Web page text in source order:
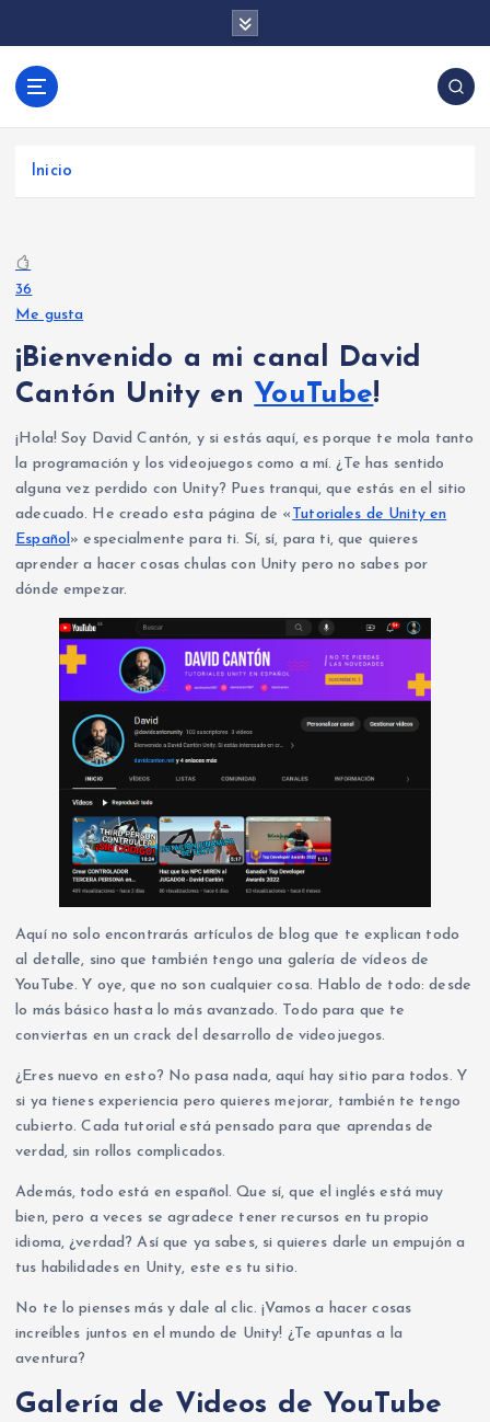
Desarrollo de
Backend con
Inicio
36
Me gusta
¡Bienvenido a mi canal David
Cantón Unity en YouTube!
¡Hola! Soy David Cantón, y si estás aquí, es porque te mola tanto
la programación y los videojuegos como a mí. ¿Te has sentido
alguna vez perdido con Unity? Pues tranqui, que estás en el sitio
adecuado. He creado esta página de « Tutoriales de Unity en
Español» especialmente para ti. Sí, sí, para ti, que quieres
aprender a hacer cosas chulas con Unity pero no sabes por
dónde empezar.
Aquí no solo encontrarás artículos de blog que te explican todo
al detalle, sino que también tengo una galería de vídeos de
YouTube. Y oye, que no son cualquier cosa. Hablo de todo: desde
lo más básico hasta lo más avanzado. Todo para que te
conviertas en un crack del desarrollo de videojuegos.
¿Eres nuevo en esto? No pasa nada, aquí hay sitio para todos. Y
si ya tienes experiencia pero quieres mejorar, también te tengo
cubierto. Cada tutorial está pensado para que aprendas de
verdad, sin rollos complicados.
Además, todo está en español. Que sí, que el inglés está muy
bien, pero a veces se agradece tener recursos en tu propio
idioma, ¿verdad? Así que ya sabes, si quieres darle un empujón a
tus habilidades en Unity, este es tu sitio.
No te lo pienses más y dale al clic. ¡Vamos a hacer cosas
increíbles juntos en el mundo de Unity! ¿Te apuntas a la
aventura?
Galería de Videos de YouTube